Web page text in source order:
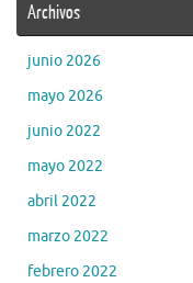
Archivos
junio 2026
mayo 2026
junio 2022
mayo 2022
abril 2022
marzo 2022
febrero 2022